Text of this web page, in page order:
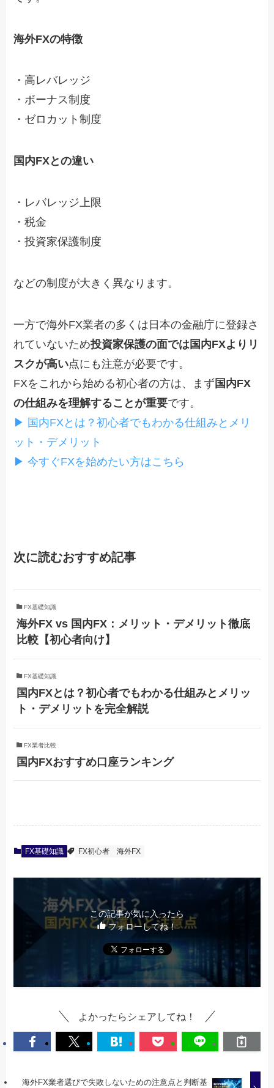
海外FXの特徴
・高レバレッジ
・ボーナス制度
・ゼロカット制度
国内FXとの違い
・レバレッジ上限
・税金
・投資家保護制度
などの制度が大きく異なります。
一方で海外FX業者の多くは日本の金融庁に登録さ
れていないため投資家保護の面では国内FXよりリ
スクが高い点にも注意が必要です。
FXをこれから始める初心者の方は、まず国内FX
の仕組みを理解することが重要です。
▶ 国内FXとは？初心者でもわかる仕組みとメリ
ット・デメリット
▶ 今すぐFXを始めたい方はこちら
次に読むおすすめ記事
FX基礎知識
海外FX vs 国内FX：メリット・デメリット徹底
比較【初心者向け】
FX基礎知識
国内FXとは？初心者でもわかる仕組みとメリッ
ト・デメリットを完全解説
FX業者比較
国内FXおすすめ口座ランキング
FX基礎知識 FX初心者 海外FX
この記事が気に入ったら
フォローしてね！
よかったらシェアしてね！
海外FX業者選びで失敗しないための注意点と判断基